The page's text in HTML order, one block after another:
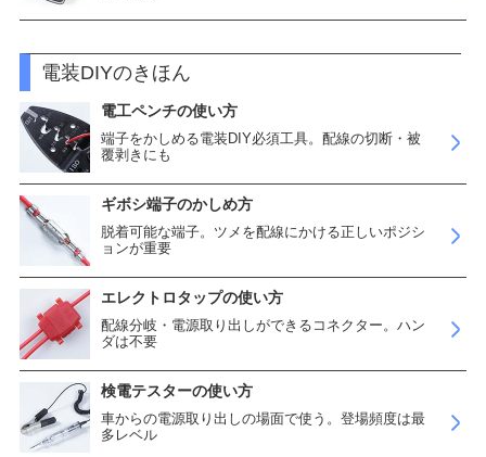
電装DIYのきほん
電工ペンチの使い方
端子をかしめる電装DIY必須工具。配線の切断・被
覆剥きにも
ギボシ端子のかしめ方
脱着可能な端子。ツメを配線にかける正しいポジシ
ョンが重要
エレクトロタップの使い方
配線分岐・電源取り出しができるコネクター。ハン
ダは不要
検電テスターの使い方
車からの電源取り出しの場面で使う。登場頻度は最
多レベル